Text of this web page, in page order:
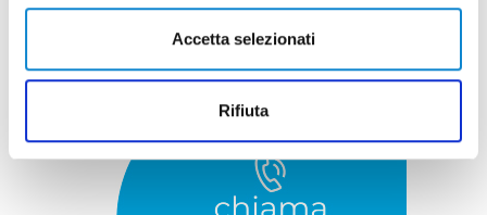
Accetta selezionati
Rifiuta